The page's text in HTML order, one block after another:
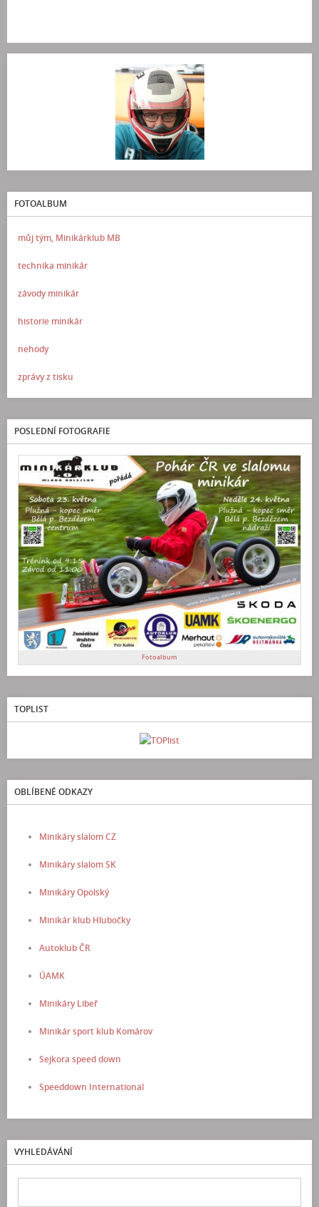
FOTOALBUM
můj tým, Minikárklub MB
technika minikár
závody minikár
historie minikár
nehody
zprávy z tisku
POSLEDNÍ FOTOGRAFIE
Fotoalbum
TOPLIST
OBLÍBENÉ ODKAZY
Minikáry slalom CZ
Minikáry slalom SK
Minikáry Opolský
Minikár klub Hlubočky
Autoklub ČR
ÚAMK
Minikáry Libeř
Minikár sport klub Komárov
Sejkora speed down
Speeddown International
VYHLEDÁVÁNÍ